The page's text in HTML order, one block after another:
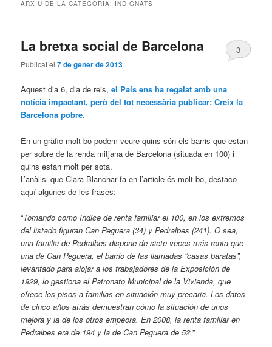
ARXIU DE LA CATEGORIA: INDIGNATS
La bretxa social de Barcelona
Publicat el7 de gener de 2013
3
Aquest dia 6, dia de reis,el País ens ha regalat amb una
notícia impactant, però del tot necessària publicar: Creix la
Barcelona pobre.
En un gràfic molt bo podem veure quins són els barris que estan
per sobre de la renda mitjana de Barcelona (situada en 100) i
quins estan molt per sota.
L’anàlisi que Clara Blanchar fa en l’article és molt bo, destaco
aquí algunes de les frases:
“Tomando como índice de renta familiar el 100, en los extremos
del listado figuran Can Peguera (34) y Pedralbes (241). O sea,
una familia de Pedralbes dispone de siete veces más renta que
una de Can Peguera, el barrio de las llamadas “casas baratas”,
levantado para alojar a los trabajadores de la Exposición de
1929, lo gestiona el Patronato Municipal de la Vivienda, que
ofrece los pisos a familias en situación muy precaria. Los datos
de cinco años atrás demuestran cómo la situación de unos
mejora y la de los otros empeora. En 2008, la renta familiar en
Pedralbes era de 194 y la de Can Peguera de 52.”